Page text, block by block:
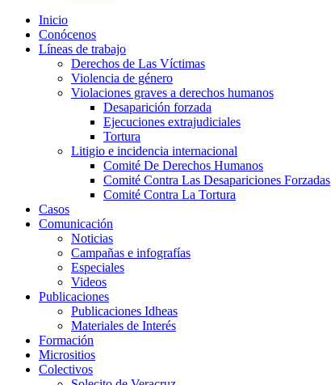
Inicio
Conócenos
Líneas de trabajo
Derechos de Las Víctimas
Violencia de género
Violaciones graves a derechos humanos
Desaparición forzada​
Ejecuciones extrajudiciales
Tortura
Litigio e incidencia internacional
Comité De Derechos Humanos​
Comité Contra Las Desapariciones Forzadas
Comité Contra La Tortura​
Casos
Comunicación
Noticias
Campañas e infografías
Especiales
Videos
Publicaciones
Publicaciones Idheas
Materiales de Interés
Formación
Micrositios
Colectivos